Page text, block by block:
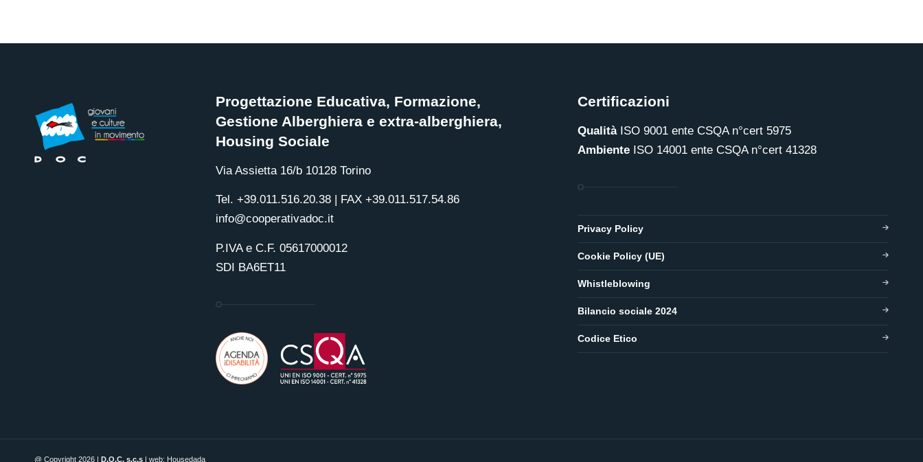
Progettazione Educativa, Formazione,
Gestione Alberghiera e extra-alberghiera,
Housing Sociale
Via Assietta 16/b 10128 Torino
Tel. +39.011.516.20.38 | FAX +39.011.517.54.86
info@cooperativadoc.it
P.IVA e C.F. 05617000012
SDI BA6ET11
Certificazioni
QualitàISO 9001 ente CSQA n°cert 5975
Ambiente ISO 14001 ente CSQA n°cert 41328
Privacy Policy
Cookie Policy (UE)
Whistleblowing
Bilancio sociale 2024
Codice Etico
@ Copyright 2026 | D.O.C. s.c.s | web: Housedada